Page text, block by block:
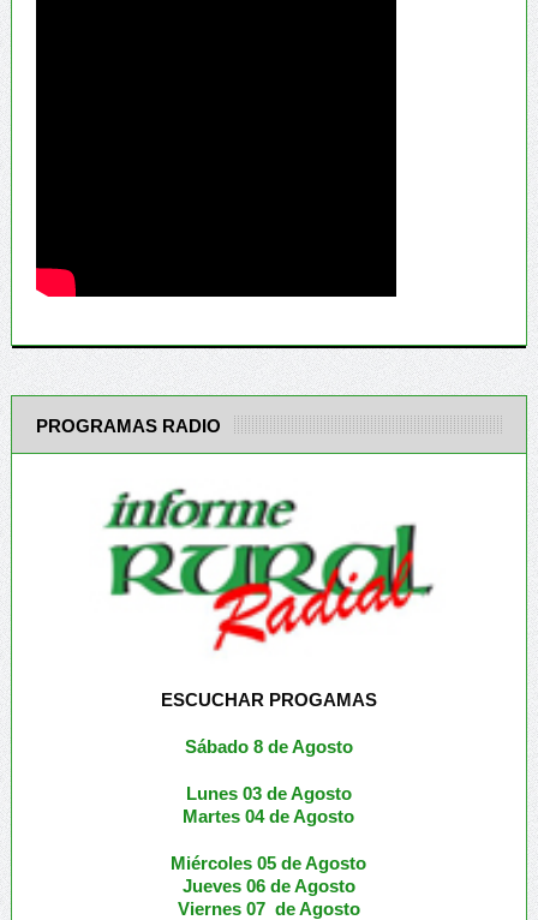
PROGRAMAS RADIO
ESCUCHAR PROGAMAS
Sábado 8 de Agosto
Lunes 03 de Agosto
Martes 04 de Agosto
Miércoles 05 deAgosto
Jueves 06 de Agosto
Viernes 07 de Agosto